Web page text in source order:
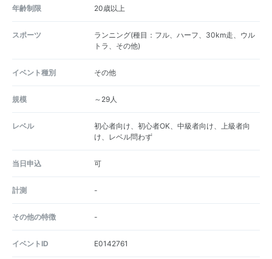
年齢制限 20歳以上
スポーツ
ランニング(種目：フル、ハーフ、30km走、ウル
トラ、その他)
イベント種別 その他
規模 ～29人
レベル
初心者向け、初心者OK、中級者向け、上級者向
け、レベル問わず
当日申込 可
計測 -
その他の特徴 -
イベントID E0142761